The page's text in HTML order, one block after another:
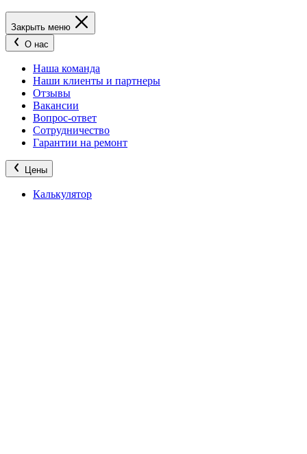
Закрыть меню
О нас
Наша команда
Наши клиенты и партнеры
Отзывы
Вакансии
Вопрос-ответ
Сотрудничество
Гарантии на ремонт
Цены
Калькулятор